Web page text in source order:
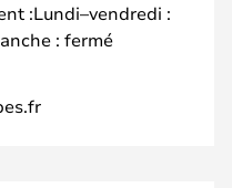
:Lundi–vendredi :
: fermé